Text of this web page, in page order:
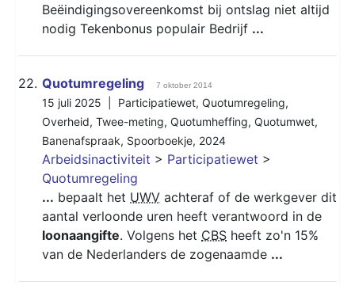
Beëindigingsovereenkomst bij ontslag niet altijd
nodig Tekenbonus populair Bedrijf ...
22. Quotumregeling 7 oktober 2014
15 juli 2025 | Participatiewet, Quotumregeling,
Overheid, Twee-meting, Quotumheffing, Quotumwet,
Banenafspraak, Spoorboekje, 2024
Arbeidsinactiviteit > Participatiewet >
Quotumregeling
... bepaalt het UWV achteraf of de werkgever dit
aantal verloonde uren heeft verantwoord in de
loonaangifte. Volgens het CBS heeft zo'n 15%
van de Nederlanders de zogenaamde ...